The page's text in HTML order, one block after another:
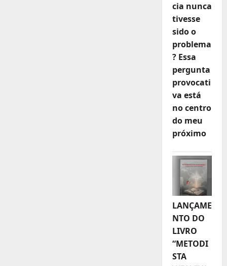
cia nunca
tivesse
sido o
problema
? Essa
pergunta
provocati
va está
no centro
do meu
próximo
LANÇAME
NTO DO
LIVRO
“METODI
STA